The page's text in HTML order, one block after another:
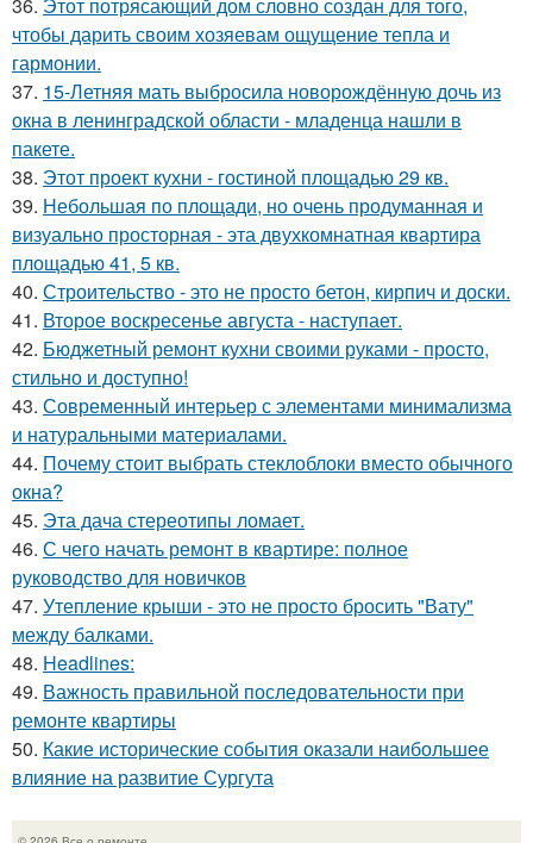
36. Этот потрясающий дом словно создан для того,
чтобы дарить своим хозяевам ощущение тепла и
гармонии.
37. 15-Летняя мать выбросила новорождённую дочь из
окна в ленинградской области - младенца нашли в
пакете.
38. Этот проект кухни - гостиной площадью 29 кв.
39. Небольшая по площади, но очень продуманная и
визуально просторная - эта двухкомнатная квартира
площадью 41, 5 кв.
40. Строительство - это не просто бетон, кирпич и доски.
41. Второе воскресенье августа - наступает.
42. Бюджетный ремонт кухни своими руками - просто,
стильно и доступно!
43. Современный интерьер с элементами минимализма
и натуральными материалами.
44. Почему стоит выбрать стеклоблоки вместо обычного
окна?
45. Эта дача стереотипы ломает.
46. С чего начать ремонт в квартире: полное
руководство для новичков
47. Утепление крыши - это не просто бросить "Вату"
между балками.
48. Headlines:
49. Важность правильной последовательности при
ремонте квартиры
50. Какие исторические события оказали наибольшее
влияние на развитие Сургута